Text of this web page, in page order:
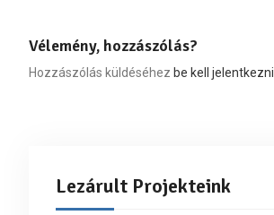
Vélemény, hozzászólás?
Hozzászólás küldéséhez be kell jelentkezni
Lezárult Projekteink